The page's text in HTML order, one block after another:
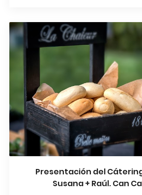
Presentación del
Susana + Raúl. Can